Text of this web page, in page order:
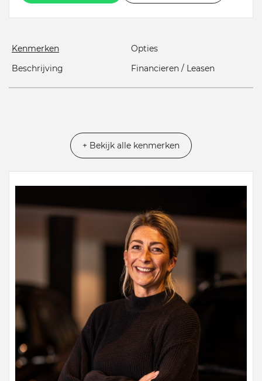
Kenmerken
Opties
Beschrijving
Financieren / Leasen
+ Bekijk alle kenmerken